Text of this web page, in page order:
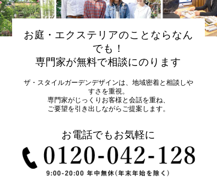
お庭・エクステリアのことならなん
でも！
専門家が無料で相談にのります
ザ・スタイルガーデンデザインは、地域密着と相談しや
すさを重視。
専門家がじっくりお客様と会話を重ね、
ご要望を引き出しながらご提案します。
お電話でもお気軽に